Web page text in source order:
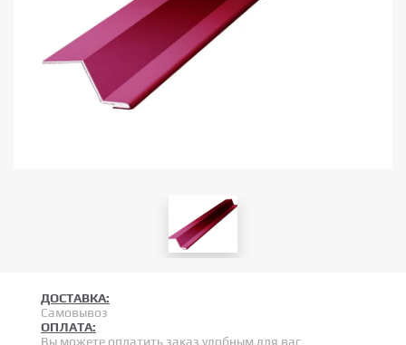
ДОСТАВКА:
Самовывоз
ОПЛАТА:
Вы можете оплатить заказ удобным для вас